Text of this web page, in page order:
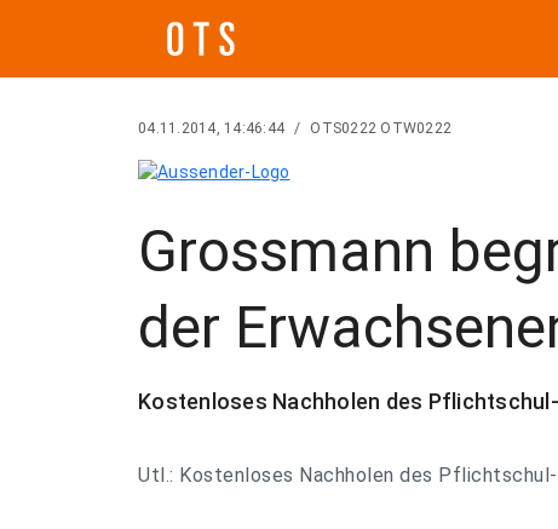
04.11.2014, 14:46:44 / OTS0222 OTW0222
Grossmann
der
Kostenloses Nachholen des
Utl.: Kostenloses Nachholen des